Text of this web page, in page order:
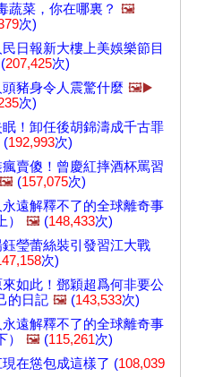
蔬菜，你在哪裏？ 🖼️
次)
民日報新大樓上美娛樂節目
(207,425次)
頭豬身令人震驚什麼 🖼️▶️
次)
眠！卸任後胡錦濤成千古罪
(192,993次)
瘋賣傻！曾慶紅摔酒杯罵習
🖼️ (157,075次)
永遠解釋不了的全球離奇事
）
🖼️ (148,433次)
鈺瑩蕾絲裝引發習江大戰
次)
來如此！鄧穎超爲何非要公
的日記 🖼️ (143,533次)
永遠解釋不了的全球離奇事
）
🖼️ (115,261次)
現在慫包成這樣了 (108,039